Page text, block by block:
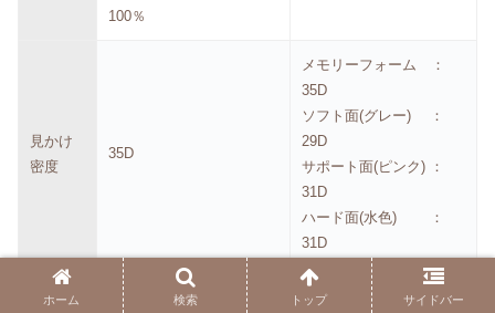
100％
見かけ
密度
35D
メモリーフォーム ：
35D
ソフト面(グレー) ：
29D
サポート面(ピンク) ：
31D
ハード面(水色) ：
31D
ホーム 検索 トップ サイドバー